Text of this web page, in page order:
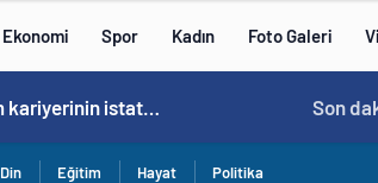
Ekonomi Spor Kadın Foto Galeri
Cristiano Ronaldo’nun akıllara zarar tüm kariyerinin istatistiğini çıkardık ! 14:57 /
Son
Din Eğitim Hayat Politika